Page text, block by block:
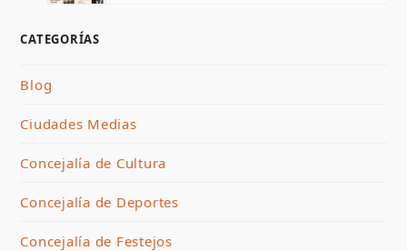
CATEGORÍAS
Blog
Ciudades Medias
Concejalía de Cultura
Concejalía de Deportes
Concejalía de Festejos